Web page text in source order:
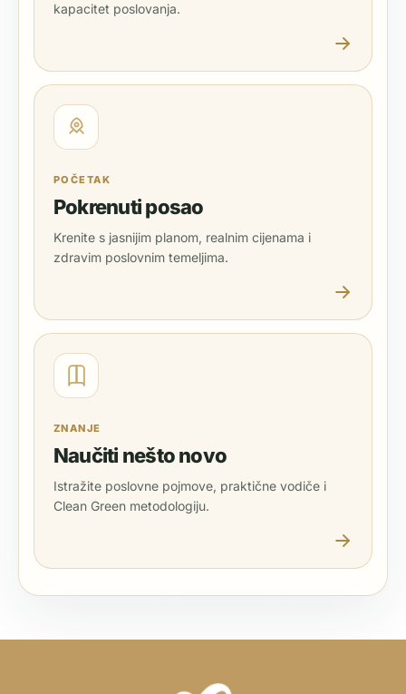
kapacitet poslovanja.
POČETAK
Pokrenuti posao
Krenite s jasnijim planom, realnim cijenama i
zdravim poslovnim temeljima.
ZNANJE
Naučiti nešto novo
Istražite poslovne pojmove, praktične vodiče i
Clean Green metodologiju.